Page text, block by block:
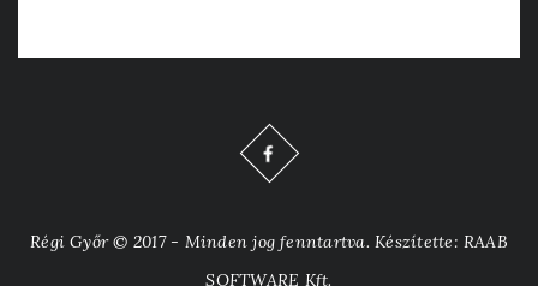
Régi Győr © 2017 - Minden jog fenntartva. Készítette: RAAB
SOFTWARE Kft.